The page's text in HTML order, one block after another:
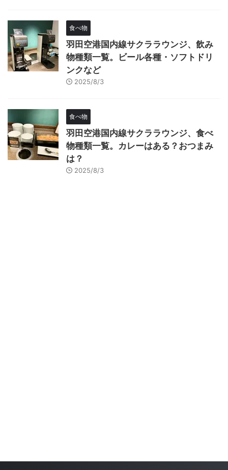
食べ物
羽田空港国内線サクララウンジ、飲み
物種類一覧。ビール各種・ソフトドリ
ンクなど
2025/8/3
食べ物
羽田空港国内線サクララウンジ、食べ
物種類一覧。カレーはある？おつまみ
は？
2025/8/3